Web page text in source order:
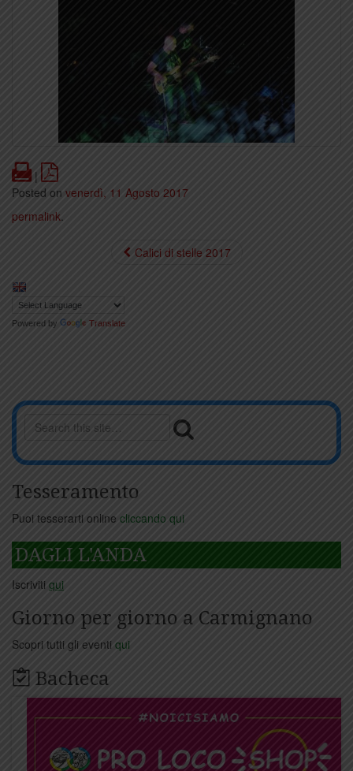
Print
|
Posted on venerdì, 11 Agosto 2017
permalink.
Calici di stelle 2017
Powered by Translate
Tesseramento
Puoi tesserarti online cliccando qui
DAGLI L'ANDA
Iscriviti qui
Giorno per giorno a Carmignano
Scopri tutti gli eventi qui
Bacheca